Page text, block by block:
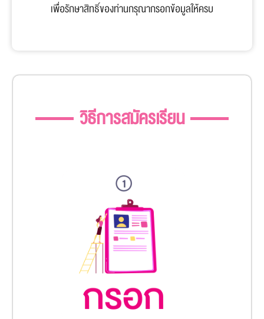
เพื่อรักษาสิทธิ์ของท่านกรุณากรอกข้อมูลให้ครบ
วิธีการสมัครเรียน